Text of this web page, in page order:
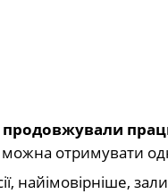
отримувати
найімовірніше,